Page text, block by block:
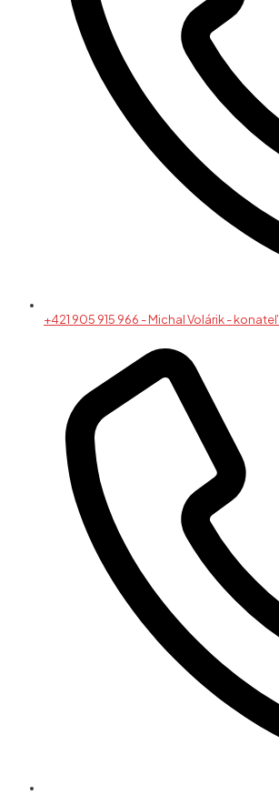
+421 905 915 966 - Michal Volárik - konateľ